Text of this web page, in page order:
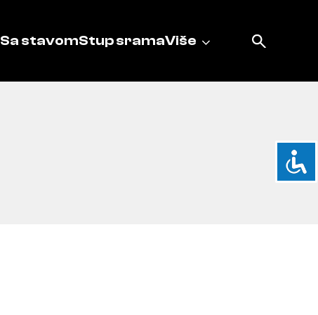
Sa stavomStup sramaViše